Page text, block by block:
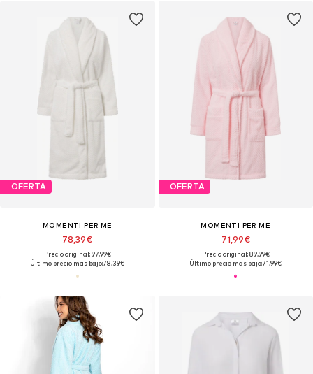
OFERTA
MOMENTI PER ME
78,39€
Precio original: 97,99€
Último precio más bajo:78,39€
OFERTA
MOMENTI PER ME
71,99€
Precio original: 89,99€
Último precio más bajo:71,99€